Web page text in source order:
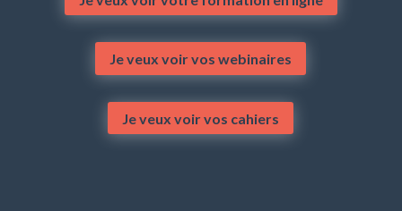
Je veux voir vos webinaires
Je veux voir vos cahiers